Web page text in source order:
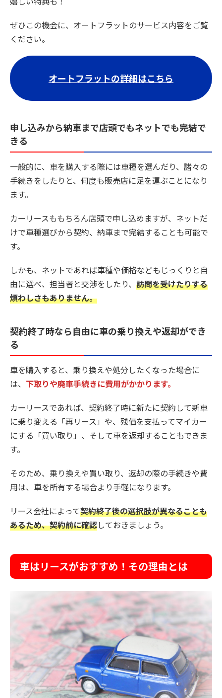
ぜひこの機会に、オートフラットのサービス内容をご覧
ください。
オートフラットの詳細はこちら
申し込みから納車まで店頭でもネットでも完結で
きる
一般的に、車を購入する際には車種を選んだり、諸々の
手続きをしたりと、何度も販売店に足を運ぶことになり
ます。
カーリースももちろん店頭で申し込めますが、ネットだ
けで車種選びから契約、納車まで完結することも可能で
す。
しかも、ネットであれば車種や価格などもじっくりと自
由に選べ、担当者と交渉をしたり、 訪問を受けたりする
煩わしさもありません。
契約終了時なら自由に車の乗り換えや返却ができ
る
車を購入すると、乗り換えや処分したくなった場合に
は、 下取りや廃車手続きに費用がかかります。
カーリースであれば、契約終了時に新たに契約して新車
に乗り変える「再リース」や、残価を支払ってマイカー
にする「買い取り」、そして車を返却することもできま
す。
そのため、乗り換えや買い取り、返却の際の手続きや費
用は、車を所有する場合より手軽になります。
リース会社によって契約終了後の選択肢が異なることも
あるため、契約前に確認しておきましょう。
車はリースがおすすめ！その理由とは